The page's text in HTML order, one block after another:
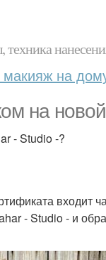
макияж на
на новой
- Studio -?
входит
- Studio - и